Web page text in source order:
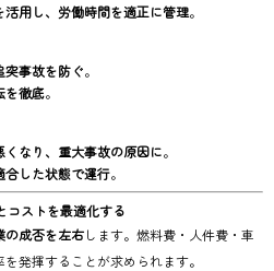
用し、労働時間を適正に管理。
突事故を防ぐ。
を徹底。
なり、重大事故の原因に。
合した状態で運行。
コストを最適化する
の成否を左右します。燃料費・人件費・車
発揮することが求められます。